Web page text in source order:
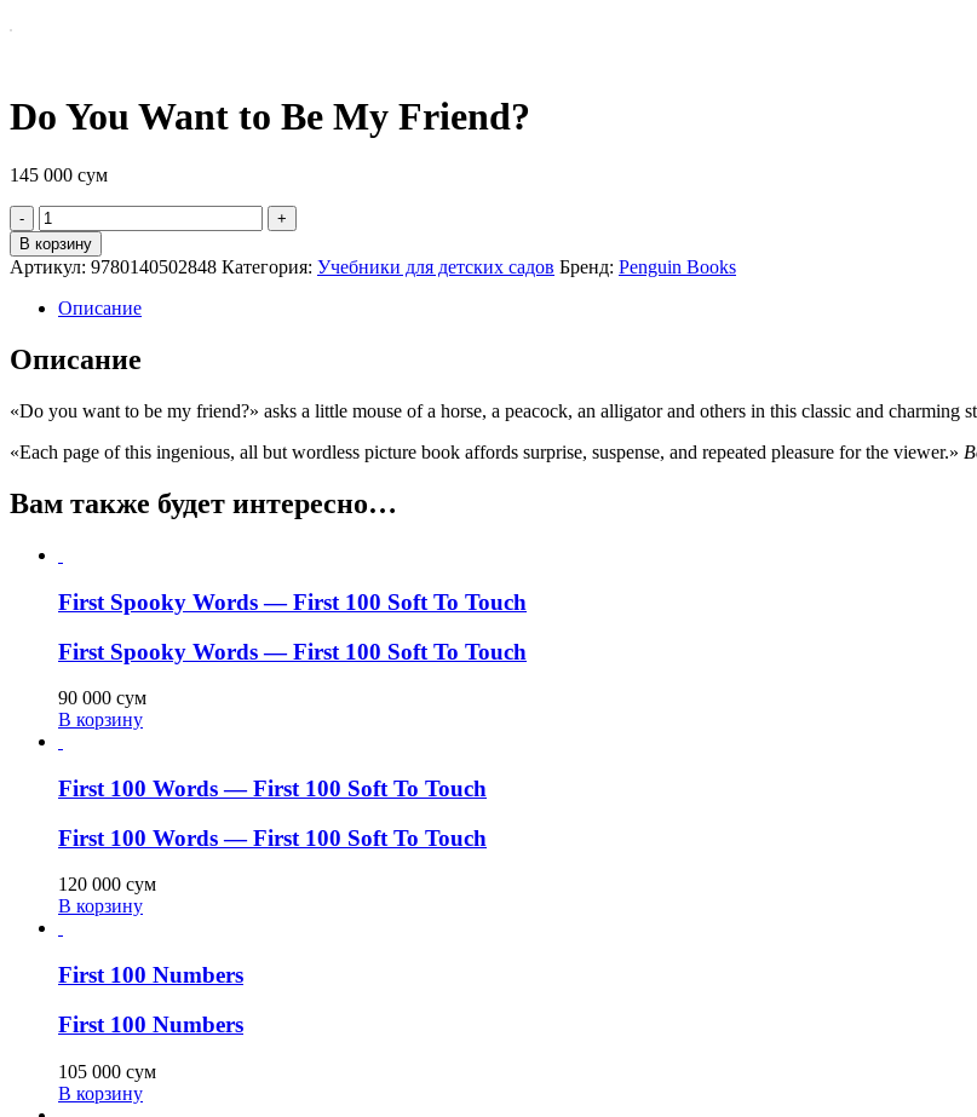
Do You Want to Be My Friend?
145 000 сум
Quantity
В корзину
Артикул: 9780140502848 Категория: Учебники для детских садов Бренд: Penguin Books
Описание
Описание
«Do you want to be my friend?» asks a little mouse of a horse, a peacock, an alligator and others in this classic and
«Each page of this ingenious, all but wordless picture book affords surprise, suspense, and repeated pleasure for the viewer.»
Вам также будет интересно…
First Spooky Words — First 100 Soft To Touch
First Spooky Words — First 100 Soft To Touch
90 000 сум
В корзину
First 100 Words — First 100 Soft To Touch
First 100 Words — First 100 Soft To Touch
120 000 сум
В корзину
First 100 Numbers
First 100 Numbers
105 000 сум
В корзину